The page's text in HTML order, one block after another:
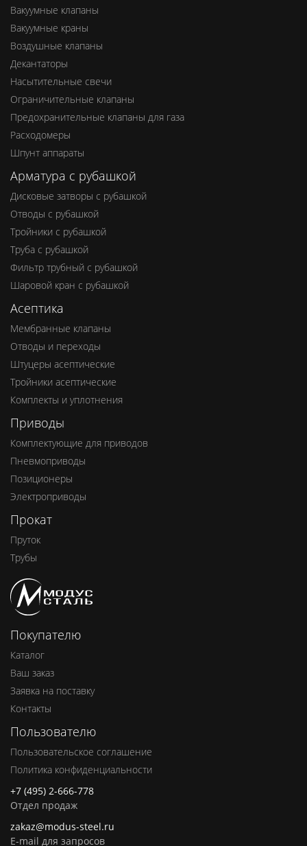
Вакуумные клапаны
Вакуумные краны
Воздушные клапаны
Декантаторы
Насытительные свечи
Ограничительные клапаны
Предохранительные клапаны для газа
Расходомеры
Шпунт аппараты
Арматура с рубашкой
Дисковые затворы с рубашкой
Отводы с рубашкой
Тройники с рубашкой
Труба с рубашкой
Фильтр трубный с рубашкой
Шаровой кран с рубашкой
Асептика
Мембранные клапаны
Отводы и переходы
Штуцеры асептические
Тройники асептические
Комплекты и уплотнения
Приводы
Комплектующие для приводов
Пневмоприводы
Позиционеры
Электроприводы
Прокат
Пруток
Трубы
Покупателю
Каталог
Ваш заказ
Заявка на поставку
Контакты
Пользователю
Пользовательское соглашение
Политика конфиденциальности
+7 (495) 2-666-778
Отдел продаж
zakaz@modus-steel.ru
E-mail для запросов